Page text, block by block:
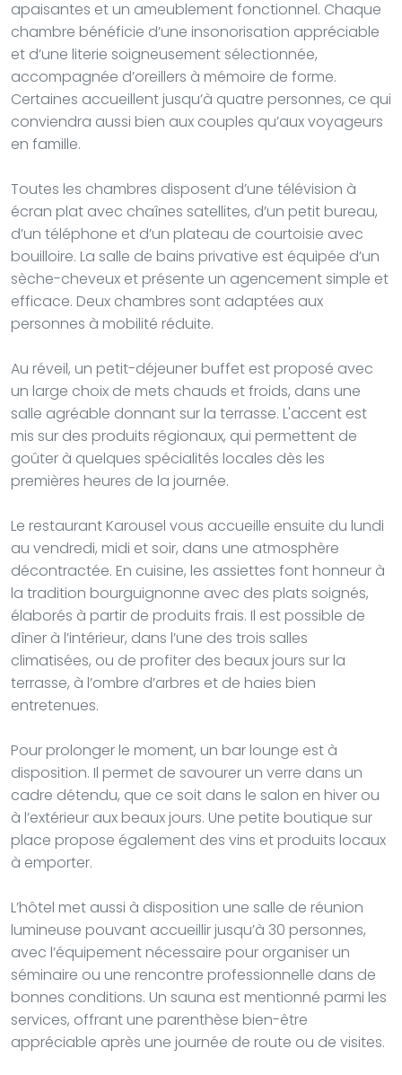
apaisantes et un ameublement fonctionnel. Chaque
chambre bénéficie d’une insonorisation appréciable
et d’une literie soigneusement sélectionnée,
accompagnée d’oreillers à mémoire de forme.
Certaines accueillent jusqu’à quatre personnes, ce qui
conviendra aussi bien aux couples qu’aux voyageurs
en famille.
Toutes les chambres disposent d’une télévision à
écran plat avec chaînes satellites, d’un petit bureau,
d’un téléphone et d’un plateau de courtoisie avec
bouilloire. La salle de bains privative est équipée d’un
sèche-cheveux et présente un agencement simple et
efficace. Deux chambres sont adaptées aux
personnes à mobilité réduite.
Au réveil, un petit-déjeuner buffet est proposé avec
un large choix de mets chauds et froids, dans une
salle agréable donnant sur la terrasse. L'accent est
mis sur des produits régionaux, qui permettent de
goûter à quelques spécialités locales dès les
premières heures de la journée.
Le restaurant Karousel vous accueille ensuite du lundi
au vendredi, midi et soir, dans une atmosphère
décontractée. En cuisine, les assiettes font honneur à
la tradition bourguignonne avec des plats soignés,
élaborés à partir de produits frais. Il est possible de
dîner à l’intérieur, dans l’une des trois salles
climatisées, ou de profiter des beaux jours sur la
terrasse, à l’ombre d’arbres et de haies bien
entretenues.
Pour prolonger le moment, un bar lounge est à
disposition. Il permet de savourer un verre dans un
cadre détendu, que ce soit dans le salon en hiver ou
à l’extérieur aux beaux jours. Une petite boutique sur
place propose également des vins et produits locaux
à emporter.
L’hôtel met aussi à disposition une salle de réunion
lumineuse pouvant accueillir jusqu’à 30 personnes,
avec l’équipement nécessaire pour organiser un
séminaire ou une rencontre professionnelle dans de
bonnes conditions. Un sauna est mentionné parmi les
services, offrant une parenthèse bien-être
appréciable après une journée de route ou de visites.